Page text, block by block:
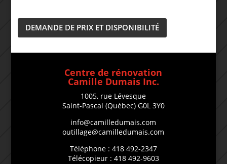
DEMANDE DE PRIX ET DISPONIBILITÉ
Centre de rénovation
Camille Dumais Inc.
1005, rue Lévesque
Saint-Pascal (Québec) G0L 3Y0
info@camilledumais.com
outillage@camilledumais.com
Téléphone : 418 492-2347
Télécopieur : 418 492-9603